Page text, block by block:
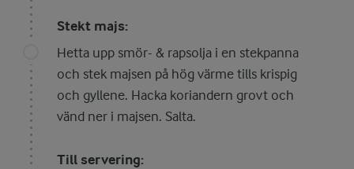
Stekt majs:
Hetta upp smör- & rapsolja i en stekpanna
och stek majsen på hög värme tills krispig
och gyllene. Hacka koriandern grovt och
vänd ner i majsen. Salta.
Till servering: